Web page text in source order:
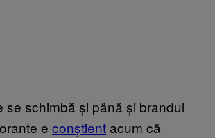
se schimbă și până și brandul
e conștient acum că